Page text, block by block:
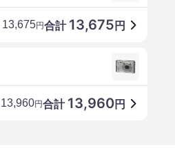
合計 13,675 円
13,675円
合計 13,960円
13,960円